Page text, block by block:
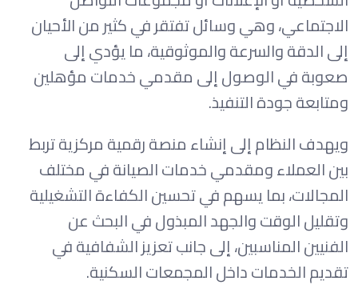
الاجتماعي، وهي وسائل تفتقر في كثير من الأحيان
إلى الدقة والسرعة والموثوقية، ما يؤدي إلى
صعوبة في الوصول إلى مقدمي خدمات مؤهلين
ومتابعة جودة التنفيذ.
ويهدف النظام إلى إنشاء منصة رقمية مركزية تربط
بين العملاء ومقدمي خدمات الصيانة في مختلف
المجالات، بما يسهم في تحسين الكفاءة التشغيلية
وتقليل الوقت والجهد المبذول في البحث عن
الفنيين المناسبين، إلى جانب تعزيز الشفافية في
تقديم الخدمات داخل المجمعات السكنية.